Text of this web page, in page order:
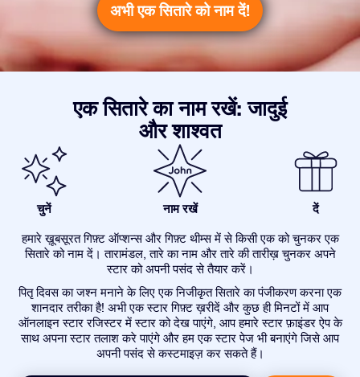
अभी एक सितारे को नाम दें!
एक सितारे का नाम रखें: जादुई
और शाश्वत
चुनें नाम रखें दें
हमारे ख़ूबसूरत गिफ़्ट ऑप्शन्स और गिफ़्ट थीम्स में से किसी एक को चुनकर एक
सितारे को नाम दें। तारामंडल, तारे का नाम और तारे की तारीख़ चुनकर अपने
स्टार को अपनी पसंद से तैयार करें।
पितृ दिवस का जश्न मनाने के लिए एक निजीकृत सितारे का पंजीकरण करना एक
शानदार तरीका है! अभी एक स्टार गिफ़्ट ख़रीदें और कुछ ही मिनटों में आप
ऑनलाइन स्टार रजिस्टर में स्टार को देख पाएंगे, आप हमारे स्टार फ़ाइंडर ऐप के
साथ अपना स्टार तलाश करे पाएंगे और हम एक स्टार पेज भी बनाएंगे जिसे आप
अपनी पसंद से कस्टमाइज़ कर सकते हैं।